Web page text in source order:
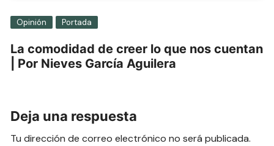
Opinión Portada
La comodidad de creer lo que nos cuentan
| Por Nieves García Aguilera
Deja una respuesta
Tu dirección de correo electrónico no será publicada.